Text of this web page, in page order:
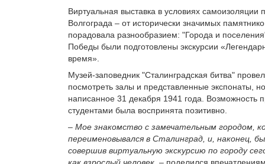
Виртуальная выставка в условиях самоизоляции
Волгограда – от исторически значимых
порадовала разнообразием: "Города и
Победы были подготовлены экскурсии
время».
Музей-заповедник "Сталинградская битва"
посмотреть залы и представленные экспонаты,
написанное 31 декабря 1941 года.
студентами была воспринята позитивно.
– Мое знакомство с замечательным городом,
переименовывался в Сталинград, и, наконец,
совершив виртуальную экскурсию по городу
как взрослый человек, – поделился